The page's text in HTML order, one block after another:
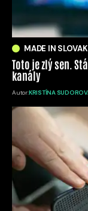
MADE IN
Toto je zlý sen.
kanály
Autor:KRISTÍNA